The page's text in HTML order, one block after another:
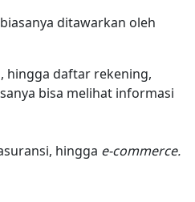
ditawarkan oleh
hingga daftar rekening,
bisa melihat informasi
hingga e-commerce.